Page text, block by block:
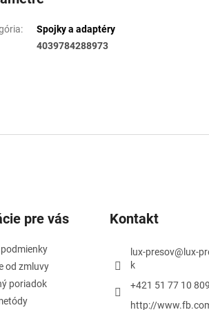
:
Spojky a adaptéry
4039784288973
pre vás
od zmluvy
poriadok
Kontakt
lux-presov@ lux-
k
+421 51 77 10 809
http://